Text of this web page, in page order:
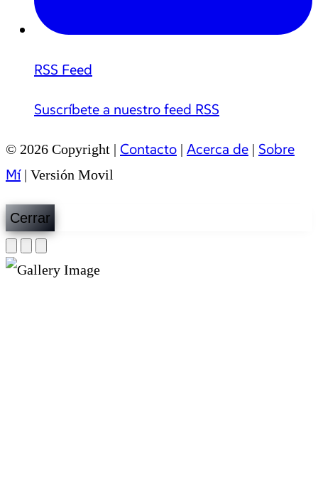
RSS Feed
Suscríbete a nuestro feed RSS
© 2026 Copyright | Contacto | Acerca de | Sobre
Mí| Versión Movil
Cerrar